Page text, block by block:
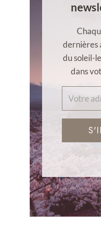
dernières
du soleil-
dans